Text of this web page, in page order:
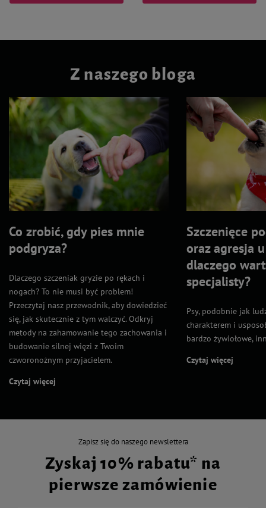
Z naszego bloga
Co zrobić, gdy pies mnie
podgryza?
Dlaczego szczeniak gryzie po rękach i
nogach? To nie musi być problem!
Przeczytaj nasz przewodnik, aby dowiedzieć
się, jak skutecznie z tym walczyć. Odkryj
metody na zahamowanie tego zachowania i
budowanie silnej więzi z Twoim
czworonożnym przyjacielem.
Czytaj więcej
Szczenięce
oraz agresja
dlaczego
specjalisty?
Psy, podobnie jak
charakterem i
bardzo żywiołowe,
Czytaj więcej
Zapisz się do naszego newslettera
Zyskaj 10% rabatu* na
pierwsze zamówienie